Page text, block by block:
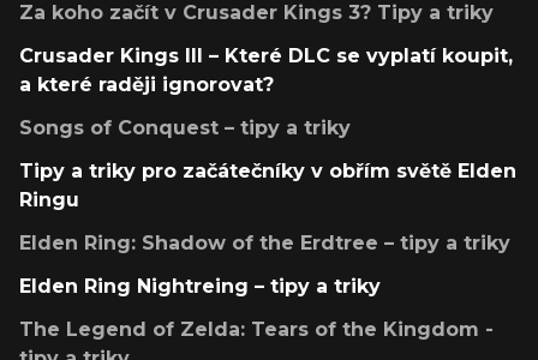
Za koho začít v Crusader Kings 3? Tipy a triky
Crusader Kings III – Které DLC se vyplatí koupit,
a které raději ignorovat?
Songs of Conquest – tipy a triky
Tipy a triky pro začátečníky v obřím světě Elden
Ringu
Elden Ring: Shadow of the Erdtree – tipy a triky
Elden Ring Nightreing – tipy a triky
The Legend of Zelda: Tears of the Kingdom -